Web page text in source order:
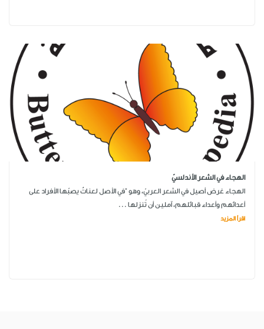
الهجاء في الشعر الأندلسيّ
الهجاء غرض أصيل في الشعر العربيّ، وهو "في الأصل لعناتٌ يصبّها الأفراد على
أعدائهم وأعداء قبائلهم، آملين أن تُنزلها ...
اقرأ المزيد